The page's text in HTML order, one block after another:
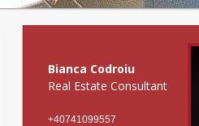
Bianca Codroiu
Real Estate Consultant
+40741099557